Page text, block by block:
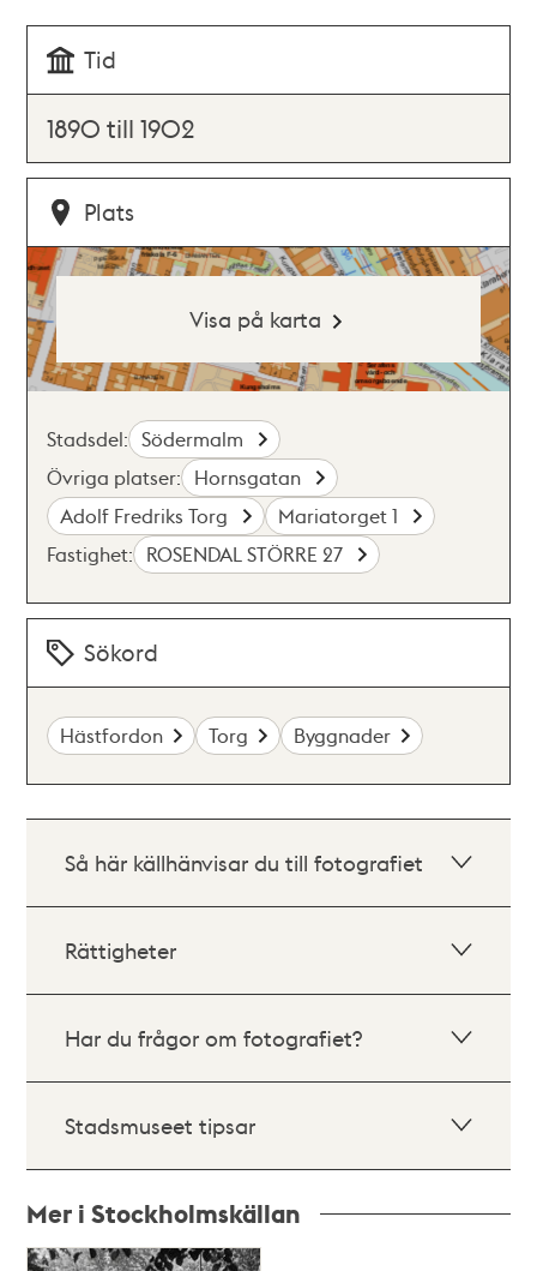
Tid
1890 till 1902
Plats
Visa på karta
Stadsdel: Södermalm
Övriga platser: Hornsgatan
Adolf Fredriks Torg
Mariatorget 1
Fastighet: ROSENDAL STÖRRE 27
Sökord
Hästfordon Torg Byggnader
Så här källhänvisar du till fotografiet
Rättigheter
Har du frågor om fotografiet?
Stadsmuseet tipsar
Mer i Stockholmskällan
Relaterade